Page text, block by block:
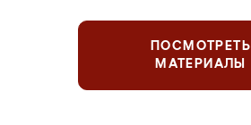
ПОСМОТРЕТЬ
МАТЕРИАЛЫ